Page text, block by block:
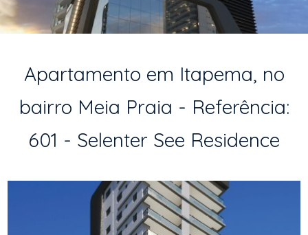
Apartamento em Itapema, no
bairro Meia Praia - Referência:
601 - Selenter See Residence